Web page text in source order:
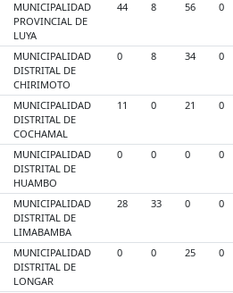
MUNICIPALIDAD
PROVINCIAL DE
LUYA
44 8 56 0
MUNICIPALIDAD
DISTRITAL DE
CHIRIMOTO
0 8 34 0
MUNICIPALIDAD
DISTRITAL DE
COCHAMAL
11 0 21 0
MUNICIPALIDAD
DISTRITAL DE
HUAMBO
0 0 0 0
MUNICIPALIDAD
DISTRITAL DE
LIMABAMBA
28 33 0 0
MUNICIPALIDAD
DISTRITAL DE
LONGAR
0 0 25 0